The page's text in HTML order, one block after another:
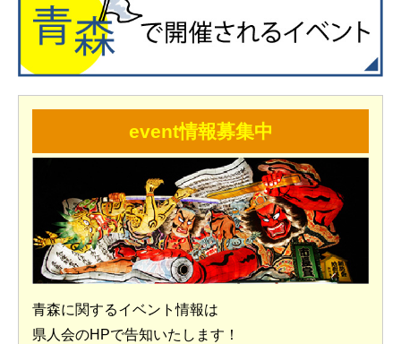
event情報募集中
青森に関するイベント情報は
県人会のHPで告知いたします！